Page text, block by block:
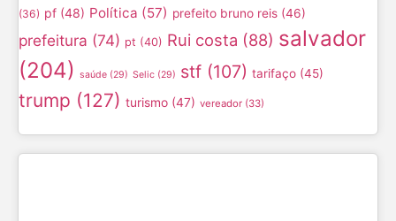
(36) pf (48) Política (57) prefeito bruno reis (46)
prefeitura (74) pt (40) Rui costa (88) salvador
(204) saúde (29) Selic (29) stf (107) tarifaço (45)
trump (127) turismo (47) vereador (33)